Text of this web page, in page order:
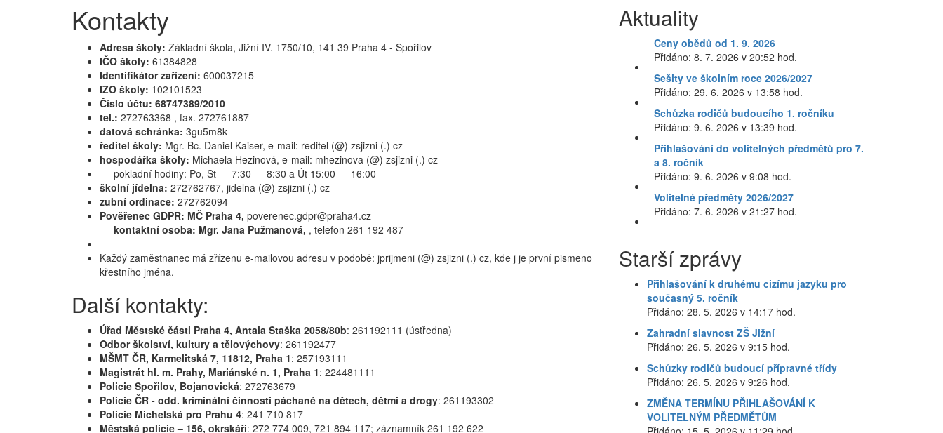
Kontakty
Adresa školy: Základní škola, Jižní IV. 1750/10, 141 39 Praha 4 - Spořilov
IČO školy: 61384828
Identifikátor zařízení: 600037215
IZO školy: 102101523
Číslo účtu: 68747389/2010
tel.: 272763368 , fax. 272761887
datová schránka: 3gu5m8k
ředitel školy: Mgr. Bc. Daniel Kaiser, e-mail: reditel (@) zsjizni (.) cz
hospodářka školy: Michaela Hezinová, e-mail: mhezinova (@) zsjizni (.) cz
pokladní hodiny: Po, St — 7:30 — 8:30 a Út 15:00 — 16:00
školní jídelna: 272762767, jidelna (@) zsjizni (.) cz
zubní ordinace: 272762094
Pověřenec GDPR: MČ Praha 4, poverenec.gdpr@praha4.cz
kontaktní osoba: Mgr. Jana Pužmanová, , telefon 261 192 487
Každý zaměstnanec má zřízenu e-mailovou adresu v podobě: jprijmeni (@) zsjizni (.) cz, kde j je první pismeno
křestního jména.
Další kontakty:
Úřad Městské části Praha 4, Antala Staška 2058/80b: 261192111 (ústředna)
Odbor školství, kultury a tělovýchovy: 261192477
MŠMT ČR, Karmelitská 7, 11812, Praha 1: 257193111
Magistrát hl. m. Prahy, Mariánské n. 1, Praha 1: 224481111
Policie Spořilov, Bojanovická: 272763679
Policie ČR - odd. kriminální činnosti páchané na dětech, dětmi a drogy: 261193302
Policie Michelská pro Prahu 4: 241 710 817
Městská policie – 156, okrskáři: 272 774 009, 721 894 117; záznamník 261 192 622
Aktuality
Ceny obědů od 1. 9. 2026
Přidáno: 8. 7. 2026 v 20:52 hod.
Sešity ve školním roce 2026/2027
Přidáno: 29. 6. 2026 v 13:58 hod.
Schůzka rodičů budoucího 1. ročníku
Přidáno: 9. 6. 2026 v 13:39 hod.
Přihlašování do volitelných předmětů pro 7.
a 8. ročník
Přidáno: 9. 6. 2026 v 9:08 hod.
Volitelné předměty 2026/2027
Přidáno: 7. 6. 2026 v 21:27 hod.
Starší zprávy
Přihlašování k druhému cizímu jazyku pro
současný 5. ročník
Přidáno: 28. 5. 2026 v 14:17 hod.
Zahradní slavnost ZŠ Jižní
Přidáno: 26. 5. 2026 v 9:15 hod.
Schůzky rodičů budoucí přípravné třídy
Přidáno: 26. 5. 2026 v 9:26 hod.
ZMĚNA TERMÍNU PŘIHLAŠOVÁNÍ K
VOLITELNÝM PŘEDMĚTŮM